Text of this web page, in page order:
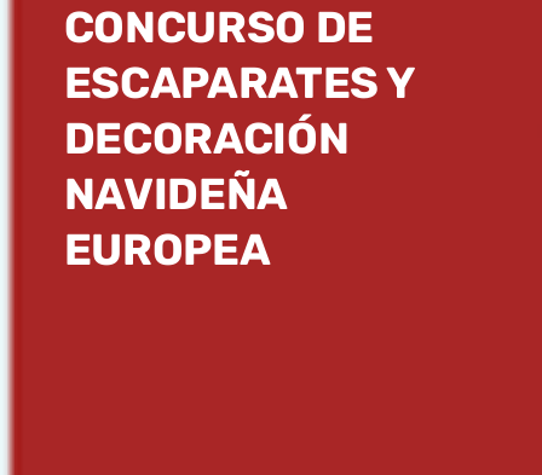
CONCURSO DE
ESCAPARATES Y
DECORACIÓN
NAVIDEÑA
EUROPEA